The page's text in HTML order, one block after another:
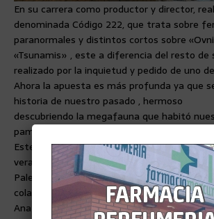
En su carrera como productor y director,
denominada Código 222, que trata sobre
paranormales y distintos cortos sobre
«Tsunamis» , este a diferencia del resto
realizado por la inquietud y pedido de uno
Ahora la apuesta es más profunda ya que
historia de nuestro pasado , hermoso
descubriendo la megafauna que habitó
pampeana.
Este documental denominado «Tierra de
veracidad científica, gracias a la participación
Paleontólogo apunto de recibirse de
colaborador de la Fundación Azara en el
Anatomía comparada y evolución de los